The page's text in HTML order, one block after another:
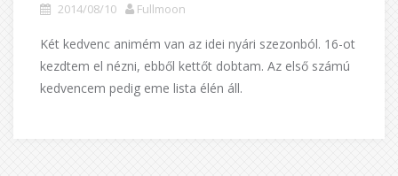
2014/08/10 Fullmoon
Két kedvenc animém van az idei nyári szezonból. 16-ot
kezdtem el nézni, ebből kettőt dobtam. Az első számú
kedvencem pedig eme lista élén áll.